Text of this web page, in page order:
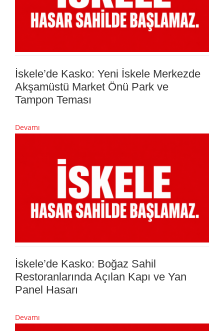
İskele’de Kasko: Yeni İskele Merkezde
Akşamüstü Market Önü Park ve
Tampon Teması
Devamı
İskele’de Kasko: Boğaz Sahil
Restoranlarında Açılan Kapı ve Yan
Panel Hasarı
Devamı